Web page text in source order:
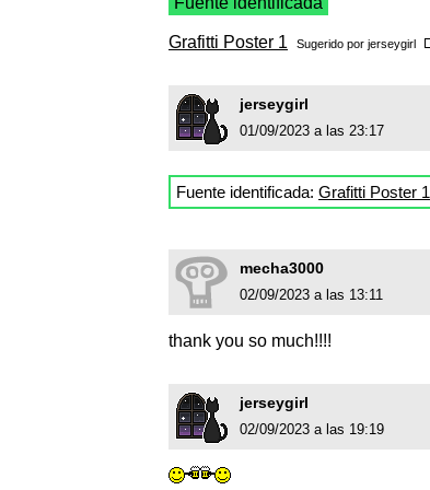
Grafitti Poster 1 Sugerido por jerseygirl
jerseygirl
01/09/2023 a las 23:17
Fuente identificada: Grafitti Poster 1
mecha3000
02/09/2023 a las 13:11
thank you so much!!!!
jerseygirl
02/09/2023 a las 19:19